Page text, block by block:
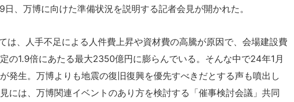
、万博に向けた準備状況を説明する記者会見が開かれた。
は、人手不足による人件費上昇や資材費の高騰が原因で、会場建設費
の1.9倍にあたる最大2350億円に膨らんでいる。そんな中で24年1月
発生。万博よりも地震の復旧復興を優先すべきだとする声も噴出し
には、万博関連イベントのあり方を検討する「催事検討会議」共同